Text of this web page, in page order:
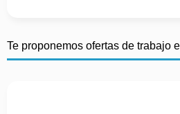
Te proponemos ofertas de trabajo